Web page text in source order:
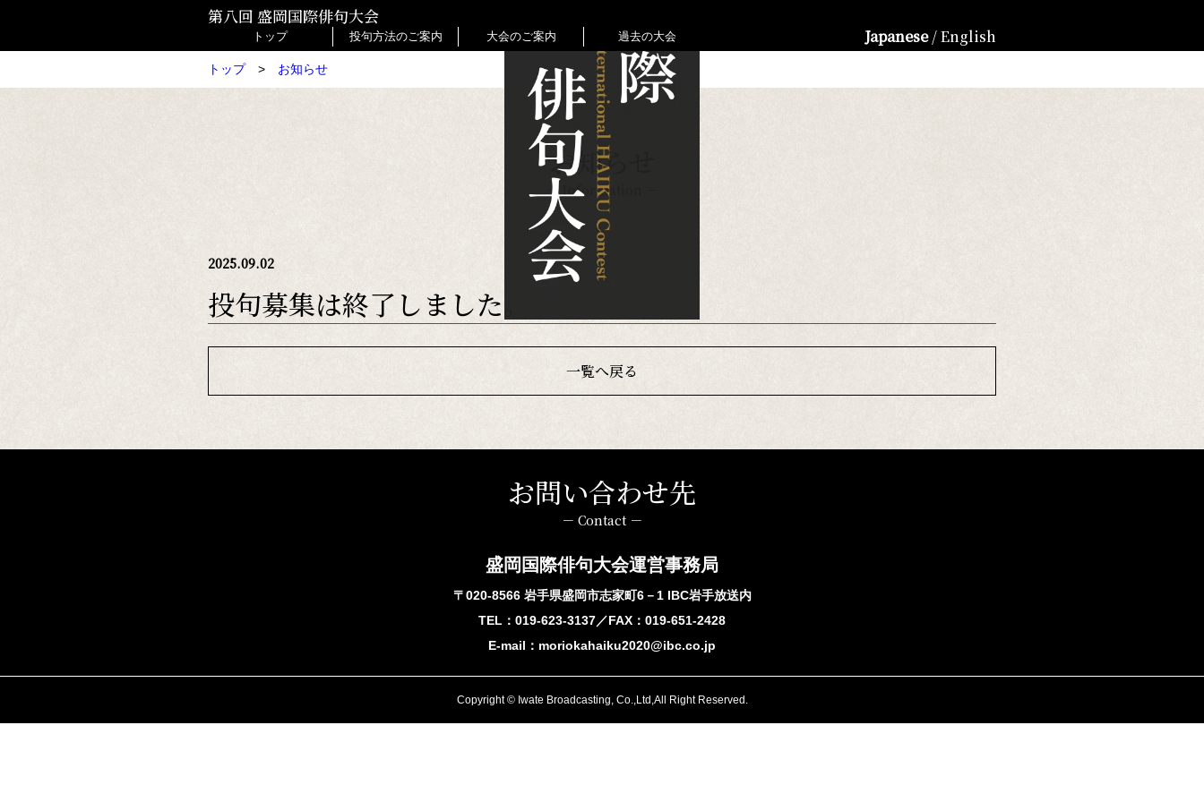
第八回 盛岡国際俳句大会
トップ
投句方法のご案内
大会のご案内 過去の大会 Japanese/English
トップ> お知らせ
お知らせ
－ Information －
2025.09.02
投句募集は終了しました。
一覧へ戻る
お問い合わせ先
－ Contact －
盛岡国際俳句大会運営事務局
〒020-8566 岩手県盛岡市志家町6－1 IBC岩手放送内
TEL： 019-623-3137／FAX：019-651-2428
E-mail： moriokahaiku2020@ibc.co.jp
Copyright © Iwate Broadcasting, Co.,Ltd,All Right Reserved.